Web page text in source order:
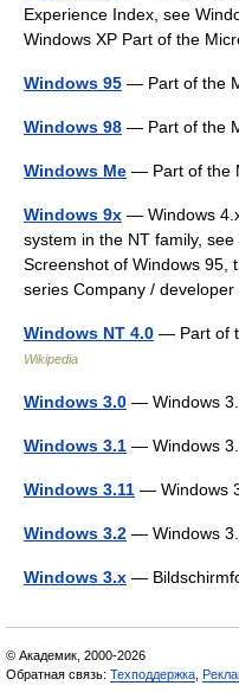
Experience Index, see
Windows XP Part of the
Windows 95 — Part of the
Windows 98 — Part of the
Windows Me — Part of the
Windows 9x — Windows
system in the NT family,
Screenshot of Windows 95,
series Company /
Windows NT 4.0 — Part of
Wikipedia
Windows 3.0 — Windows
Windows 3.1 — Windows
Windows 3.11 — Windows
Windows 3.2 — Windows
Windows 3.x —
© Академик, 2000-2026
Обратная связь: Техподдержка